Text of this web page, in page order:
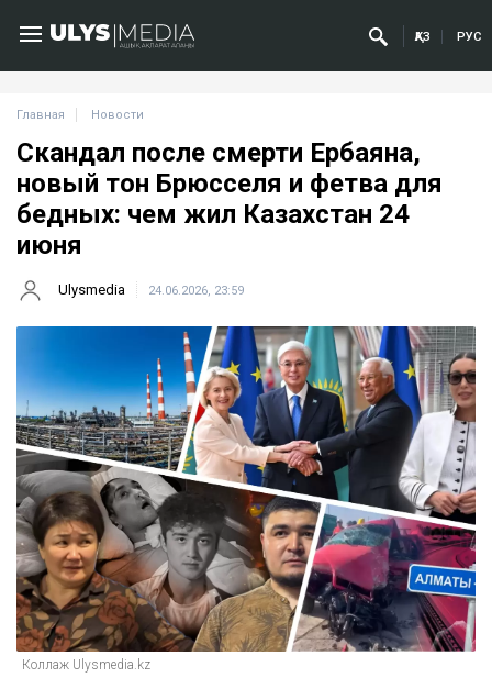
ҚАЗ РУС
Главная Новости
Скандал после смерти Ербаяна,
новый тон Брюсселя и фетва для
бедных: чем жил Казахстан 24
июня
Ulysmedia 24.06.2026, 23:59
Коллаж Ulysmedia.kz